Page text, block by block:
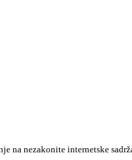
na nezakonite internetske